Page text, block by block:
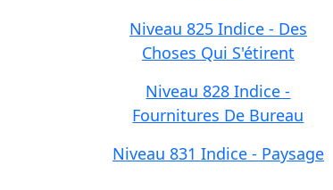
Niveau 825 Indice - Des
Choses Qui S'étirent
Niveau 828 Indice -
Fournitures De Bureau
Niveau 831 Indice - Paysage